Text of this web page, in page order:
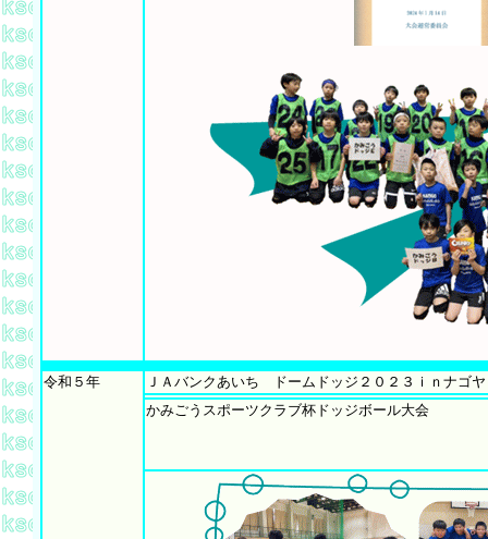
令和５年
ＪＡバンクあいち ドームドッジ２０２３ｉｎナゴヤ
かみごうスポーツクラブ杯ドッジボール大会